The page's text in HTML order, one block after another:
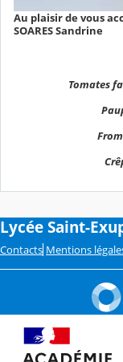
Au plaisir de vous
SOARES Sandrine
Tomates
Lycée Saint-
Contacts Mentions